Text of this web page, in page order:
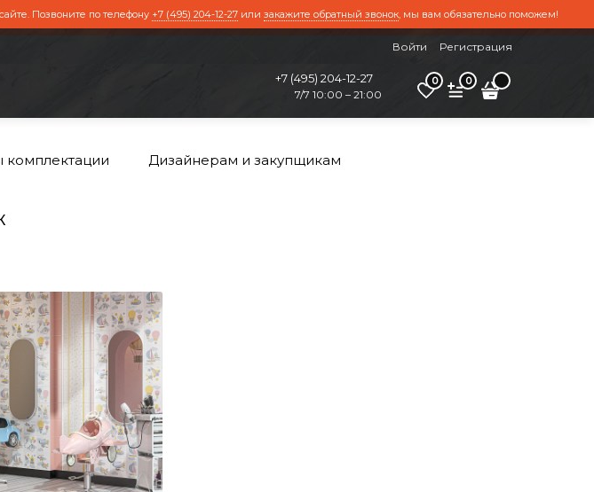
Позвоните по телефону +7 (495) 204-12-27 или закажите обратный звонок, мы вам обязательно поможем!
Войти Регистрация
+7 (495) 204-12-27
7/7 10:00 – 21:00
0 0
комплектации Дизайнерам и закупщикам